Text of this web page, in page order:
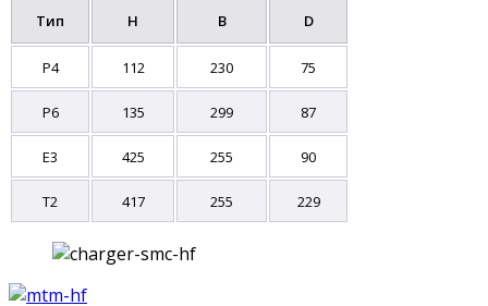
Тип H B D
Р4 112 230 75
P6 135 299 87
Е3 425 255 90
Т2 417 255 229